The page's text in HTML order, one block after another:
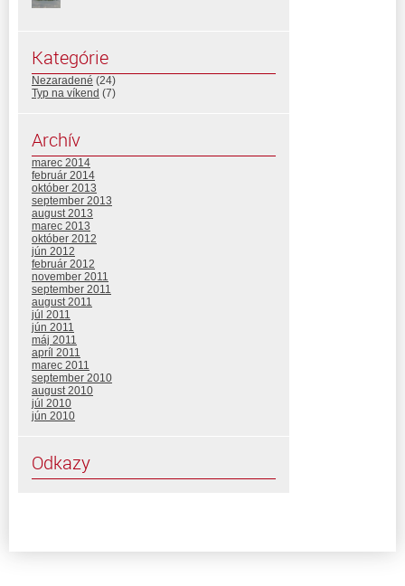
Kategórie
Nezaradené (24)
Typ na víkend (7)
Archív
marec 2014
február 2014
október 2013
september 2013
august 2013
marec 2013
október 2012
jún 2012
február 2012
november 2011
september 2011
august 2011
júl 2011
jún 2011
máj 2011
apríl 2011
marec 2011
september 2010
august 2010
júl 2010
jún 2010
Odkazy